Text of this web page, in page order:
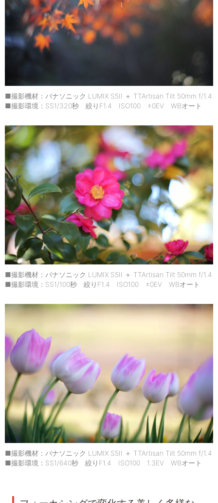
■撮影機材：パナソニック LUMIX S5II ＋ TTArtisan Tilt 50mm f/1.4
■撮影環境：SS1/320秒 絞りF1.4 ISO100 ±0EV WBオート
■撮影機材：パナソニック LUMIX S5II ＋ TTArtisan Tilt 50mm f/1.4
■撮影環境：SS1/100秒 絞りF1.4 ISO100 ±0EV WBオート
■撮影機材：パナソニック LUMIX S5II ＋ TTArtisan Tilt 50mm f/1.4
■撮影環境：SS1/640秒 絞りF1.4 ISO100 1.3EV WBオート